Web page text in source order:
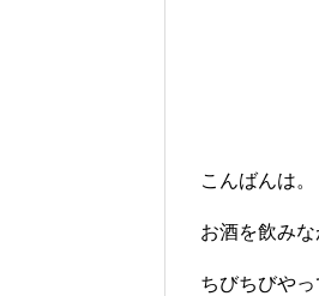
こんばんは。
お酒を飲み
ちびちびや